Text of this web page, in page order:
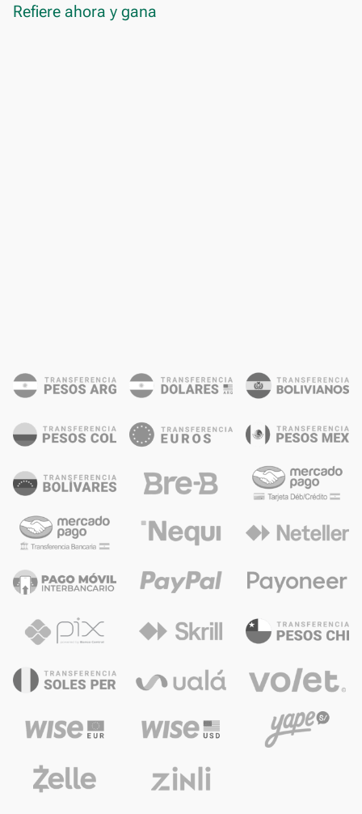
Refiere ahora y gana